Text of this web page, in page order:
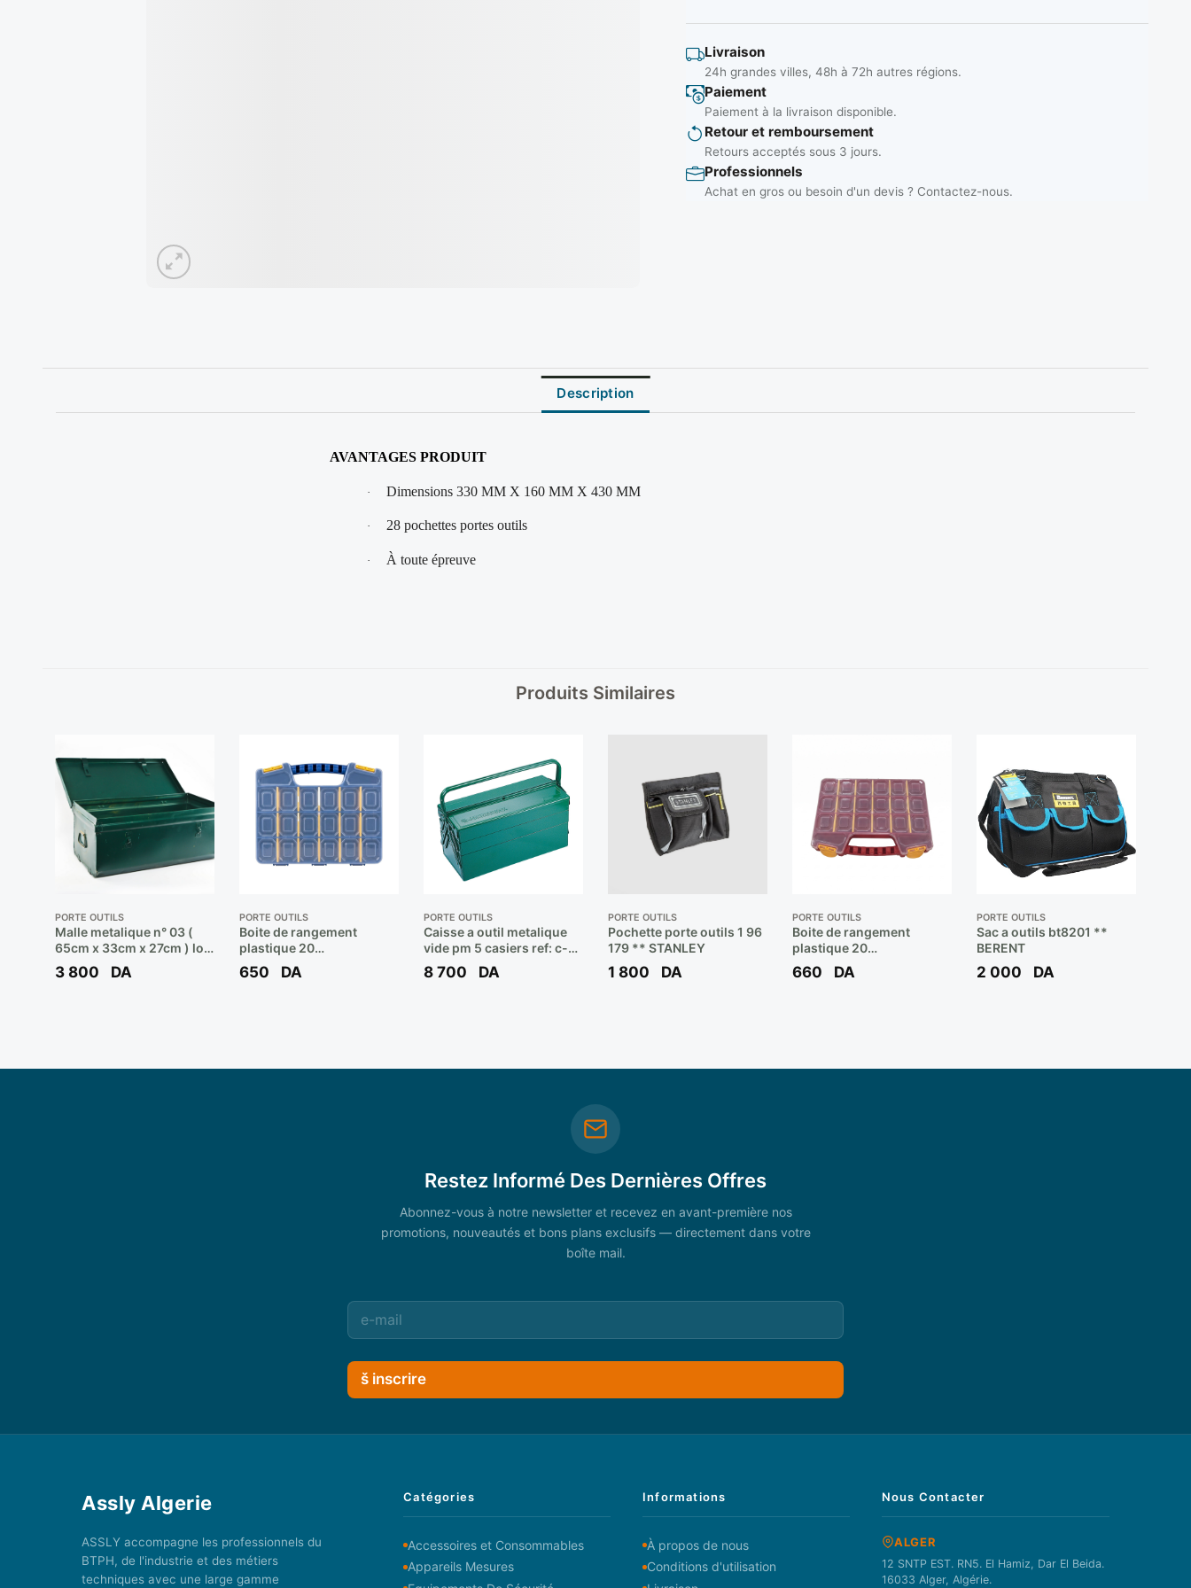
Livraison
24h grandes villes, 48h à 72h autres régions.
Paiement
Paiement à la livraison disponible.
Retour et remboursement
Retours acceptés sous 3 jours.
Professionnels
Achat en gros ou besoin d'un devis ? Contactez-nous.
Description
AVANTAGES PRODUIT
· Dimensions 330 MM X 160 MM X 430 MM
· 28 pochettes portes outils
· À toute épreuve
Produits Similaires
PORTE OUTILS
Malle metalique n° 03 (
65cm x 33cm x 27cm ) loc
**
3 800 DA
PORTE OUTILS
Boite de rangement
plastique 20
Compartiments Couleur
Bleu **
650 DA
PORTE OUTILS
Caisse a outil metalique
vide pm 5 casiers ref: c-
3dh1 ** JONNESWAY
8 700 DA
PORTE OUTILS
Pochette porte outils 1 96
179 ** STANLEY
1 800 DA
PORTE OUTILS
Boite de rangement
plastique 20
Compartiments Couleur
Rouge **
660 DA
PORTE OUTILS
Sac a outils bt8201 **
BERENT
2 000 DA
Restez Informé Des Dernières Offres
Abonnez-vous à notre newsletter et recevez en avant-première nos
promotions, nouveautés et bons plans exclusifs — directement dans votre
boîte mail.
š inscrire
Assly Algerie
ASSLY accompagne les professionnels du
BTPH, de l'industrie et des métiers
techniques avec une large gamme
Catégories
Accessoires et Consommables
Appareils Mesures
Informations
À propos de nous
Conditions d'utilisation
Nous Contacter
ALGER
12 SNTP EST. RN5. El Hamiz, Dar El Beida.
16033 Alger, Algérie.